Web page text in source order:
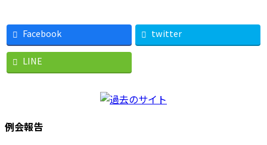
Facebook twitter
LINE
例会報告